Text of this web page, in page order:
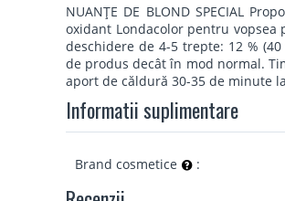
NUANŢE DE BLOND SPECIAL
oxidant Londacolor pentru vopsea
deschidere de 4-5 trepte: 12 %
de produs decât în mod normal.
aport de căldură 30-35 de minute
Informatii suplimentare
Brand cosmetice :